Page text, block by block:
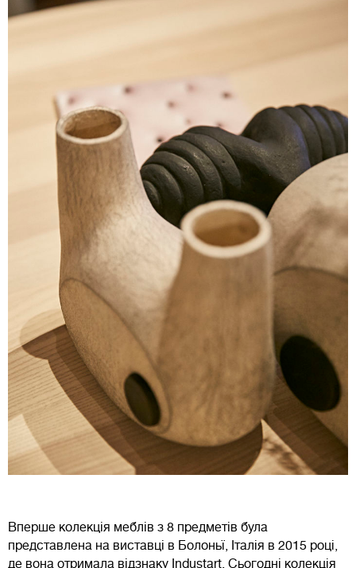
Вперше колекція меблів з 8 предметів була
представлена на виставці в Болоньї, Італія в 2015 році,
де вона отримала відзнаку Industart. Сьогодні колекція